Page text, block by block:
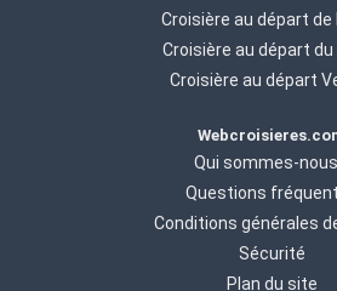
Croisière au départ de
Croisière au départ du
Croisière au départ
Qui sommes-
Questions
Conditions générales
Sécurité
Plan du site